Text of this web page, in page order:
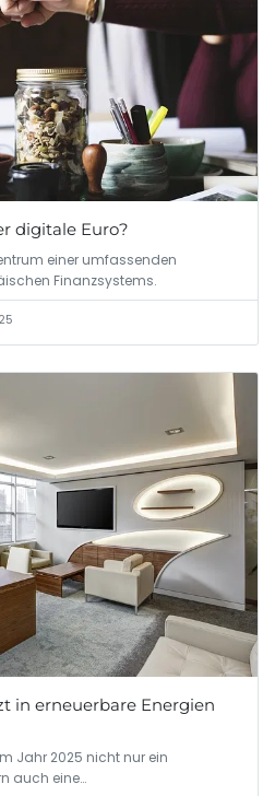
digitale Euro?
einer umfassenden
Finanzsystems.
in erneuerbare Energien
Jahr 2025 nicht nur ein
auch eine…